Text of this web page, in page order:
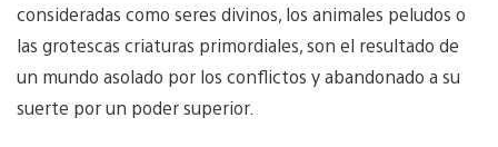
consideradas como seres divinos, los animales peludos o
las grotescas criaturas primordiales, son el resultado de
un mundo asolado por los conflictos y abandonado a su
suerte por un poder superior.